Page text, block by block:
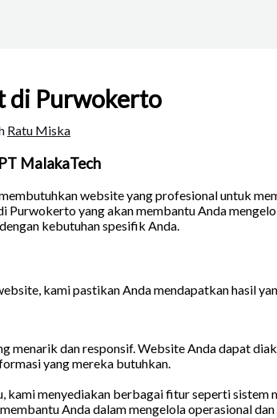
di Purwokerto
Ratu Miska
MalakaTech
website yang profesional untuk
yang akan membantu Anda
kebutuhan spesifik Anda.
kami pastikan Anda mendapatkan hasil
menarik dan responsif. Website Anda dapat
yang mereka butuhkan.
menyediakan berbagai fitur seperti sistem
Anda dalam mengelola operasional